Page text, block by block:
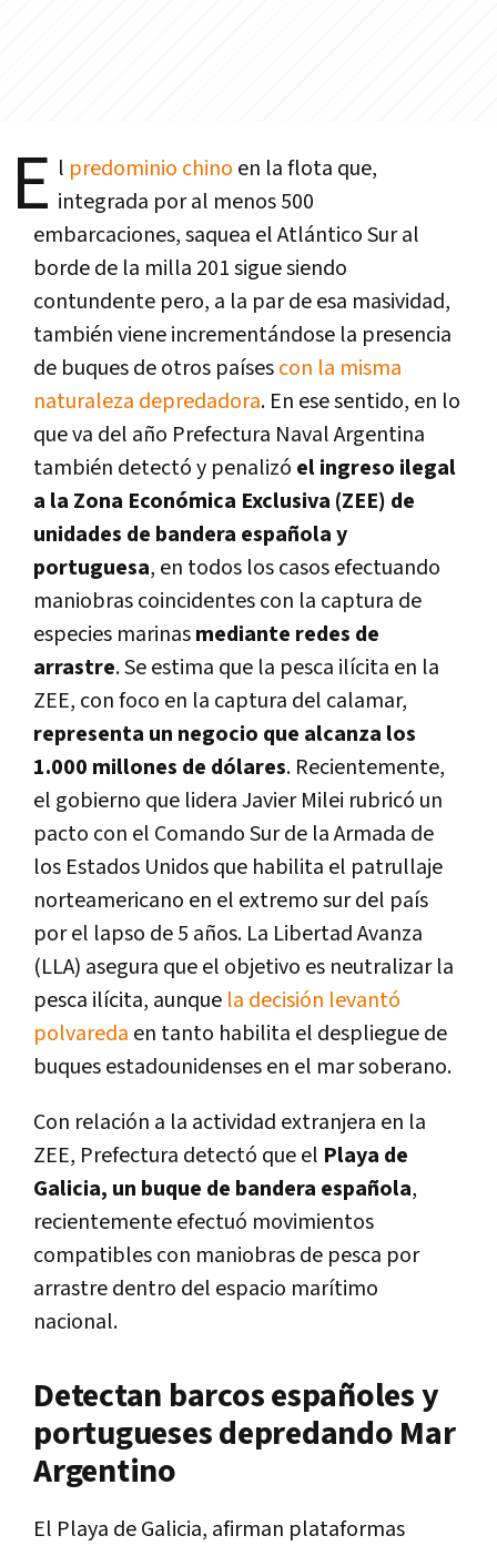
E l predominio chino en la flota que,
integrada por al menos 500
embarcaciones, saquea el Atlántico Sur al
borde de la milla 201 sigue siendo
contundente pero, a la par de esa masividad,
también viene incrementándose la presencia
de buques de otros paísescon la misma
naturaleza depredadora. En ese sentido, en lo
que va del año Prefectura Naval Argentina
también detectó y penalizó el ingreso ilegal
a la Zona Económica Exclusiva (ZEE) de
unidades de bandera española y
portuguesa, en todos los casos efectuando
maniobras coincidentes con la captura de
especies marinasmediante redes de
arrastre. Se estima que la pesca ilícita en la
ZEE, con foco en la captura del calamar,
representa un negocio que alcanza los
1.000 millones de dólares. Recientemente,
el gobierno que lidera Javier Milei rubricó un
pacto con el Comando Sur de la Armada de
los Estados Unidos que habilita el patrullaje
norteamericano en el extremo sur del país
por el lapso de 5 años. La Libertad Avanza
(LLA) asegura que el objetivo es neutralizar la
pesca ilícita, aunque la decisión levantó
polvareda en tanto habilita el despliegue de
buques estadounidenses en el mar soberano.
Con relación a la actividad extranjera en la
ZEE, Prefectura detectó que el Playa de
Galicia, un buque de bandera española,
recientemente efectuó movimientos
compatibles con maniobras de pesca por
arrastre dentro del espacio marítimo
nacional.
Detectan barcos españoles y
portugueses depredando Mar
Argentino
El Playa de Galicia, afirman plataformas